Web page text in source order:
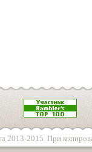
2015. При